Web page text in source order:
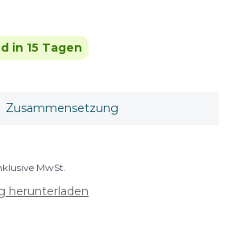
in 15 Tagen
Zusammensetzung
MwSt.
herunterladen